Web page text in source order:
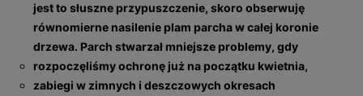
jest to słuszne przypuszczenie, skoro obserwuję
równomierne nasilenie plam parcha w całej koronie
drzewa. Parch stwarzał mniejsze problemy, gdy
rozpoczęliśmy ochronę już na początku kwietnia,
zabiegi w zimnych i deszczowych okresach